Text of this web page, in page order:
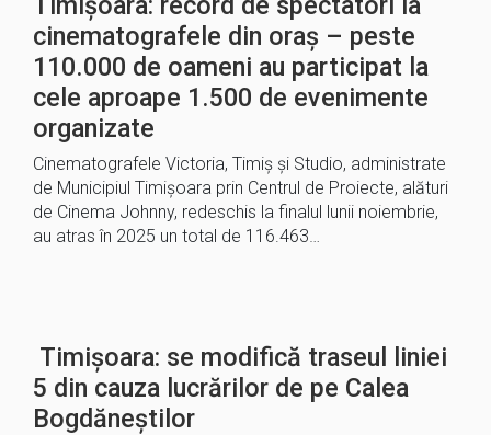
cinematografele din oraș – peste
110.000 de oameni au participat la
cele aproape 1.500 de evenimente
organizate
Cinematografele Victoria, Timiș și Studio, administrate
de Municipiul Timișoara prin Centrul de Proiecte, alături
de Cinema Johnny, redeschis la finalul lunii noiembrie,
au atras în 2025 un total de 116.463…
Timișoara: se modifică traseul liniei
5 din cauza lucrărilor de pe Calea
Bogdăneștilor